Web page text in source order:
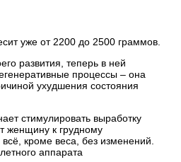
уже от 2200 до 2500 граммов.
развития, теперь в ней
процессы – она
ухудшения состояния
стимулировать выработку
женщину к грудному
кроме веса, без изменений.
аппарата